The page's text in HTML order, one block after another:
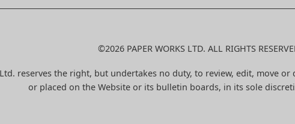
©2026 PAPER WORKS LTD. ALL RIGHTS
reserves the right, but undertakes no duty, to review, edit, move
or placed on the Website or its bulletin boards, in its sole